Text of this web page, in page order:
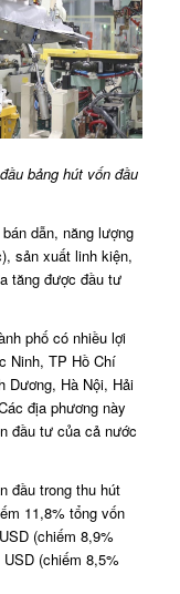
bảng hút vốn đầu
dẫn, năng lượng
sản xuất linh kiện,
tăng được đầu tư
phố có nhiều lợi
Ninh, TP Hồ Chí
Dương, Hà Nội, Hải
địa phương này
đầu tư của cả nước
đầu trong thu hút
11,8% tổng vốn
(chiếm 8,9%
(chiếm 8,5%